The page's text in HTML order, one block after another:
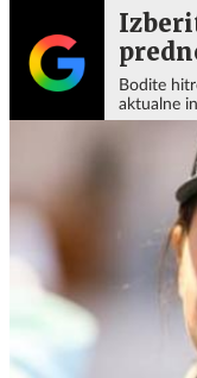
Bodite
aktualne